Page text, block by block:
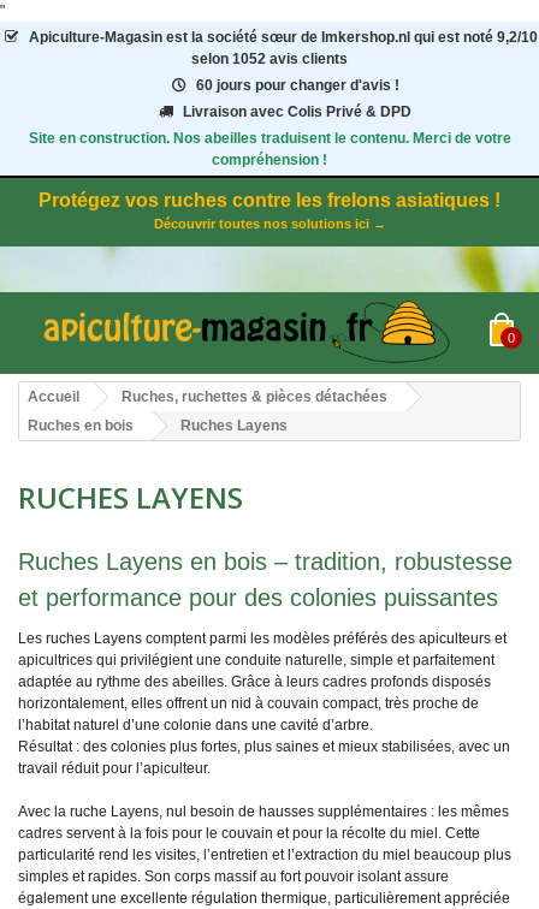
"
Apiculture-Magasinest la société sœur de Imkershop.nl qui est noté 9,2/10
selon 1052 avis clients
60 jours pour changer d'avis !
Livraison avec Colis Privé & DPD
Site en construction. Nos abeilles traduisent le contenu. Merci de votre
compréhension !
Protégez vos ruches contre les frelons asiatiques !
Découvrir toutes nos solutions ici →
0
Accueil
Ruches, ruchettes & pièces détachées
Ruches en bois
Ruches Layens
RUCHES LAYENS
Ruches Layens en bois – tradition, robustesse
et performance pour des colonies puissantes
Les ruches Layens comptent parmi les modèles préférés des apiculteurs et
apicultrices qui privilégient une conduite naturelle, simple et parfaitement
adaptée au rythme des abeilles. Grâce à leurs cadres profonds disposés
horizontalement, elles offrent un nid à couvain compact, très proche de
l’habitat naturel d’une colonie dans une cavité d’arbre.
Résultat : des colonies plus fortes, plus saines et mieux stabilisées, avec un
travail réduit pour l’apiculteur.
Avec la ruche Layens, nul besoin de hausses supplémentaires : les mêmes
cadres servent à la fois pour le couvain et pour la récolte du miel. Cette
particularité rend les visites, l’entretien et l’extraction du miel beaucoup plus
simples et rapides. Son corps massif au fort pouvoir isolant assure
également une excellente régulation thermique, particulièrement appréciée